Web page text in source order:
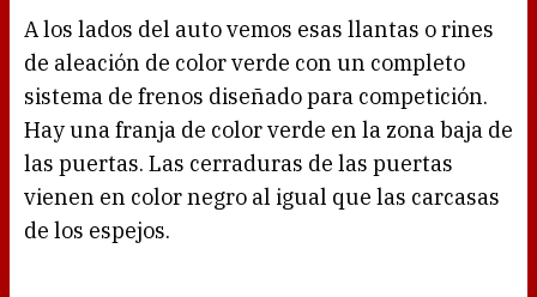
A los lados del auto vemos esas llantas o rines
de aleación de color verde con un completo
sistema de frenos diseñado para competición.
Hay una franja de color verde en la zona baja de
las puertas. Las cerraduras de las puertas
vienen en color negro al igual que las carcasas
de los espejos.